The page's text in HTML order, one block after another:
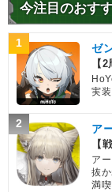
今注目のおす
1 ゼ
【
実
2 ア
【
ア
抜
満喫